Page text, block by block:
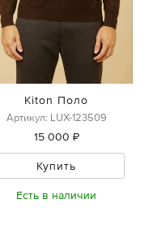
Kiton Поло
Артикул: LUX-123509
15 000 ₽
Купить
Есть в наличии